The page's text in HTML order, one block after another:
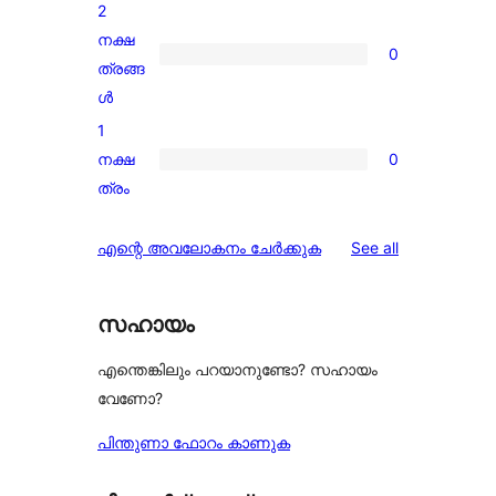
star
reviews
0
2-
star
reviews
2
നക്ഷ
ത്രങ്ങ
ൾ
0
0
1-
reviews
1
നക്ഷ
ത്രം
0
എന്റെ അവലോകനം ചേർക്കുക See allreviews
സഹായം
എന്തെങ്കിലും പറയാനുണ്ടോ? സഹായം
വേണോ?
പിന്തുണാ ഫോറം കാണുക